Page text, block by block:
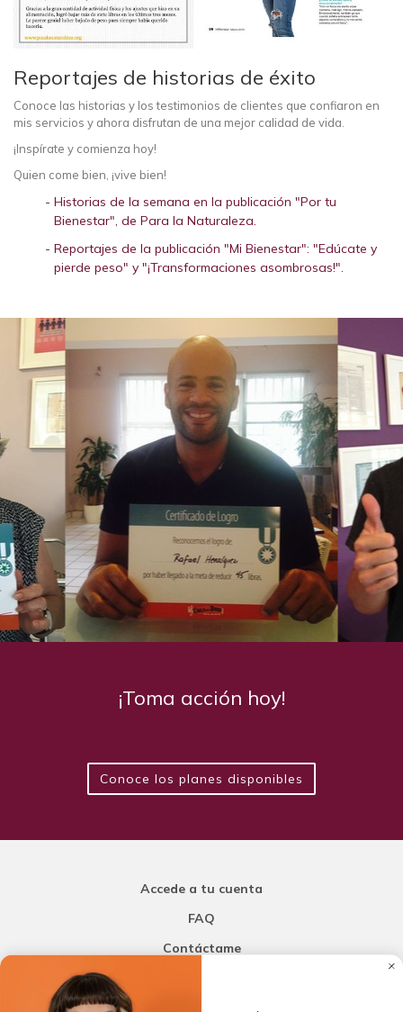
Reportajes de historias de éxito
Conoce las historias y los testimonios de clientes que confiaron en
mis servicios y ahora disfrutan de una mejor calidad de vida.
¡Inspírate y comienza hoy!
Quien come bien, ¡vive bien!
Historias de la semana en la publicación "Por tu
Bienestar", de Para la Naturaleza.
Reportajes de la publicación "Mi Bienestar": "Edúcate y
pierde peso" y "¡Transformaciones asombrosas!".
¡Toma acción hoy!
Conoce los planes disponibles
Accede a tu cuenta
FAQ
Contáctame